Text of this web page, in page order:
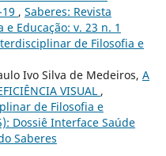
, Saberes: Revista
Educação: v. 23 n. 1
de Filosofia e
Ivo Silva de Medeiros, A
VISUAL ,
de Filosofia e
Dossiê Interface Saúde
Saberes